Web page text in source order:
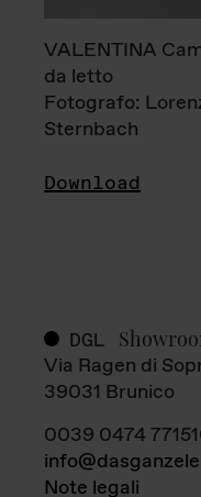
VALENTINA
da letto
Fotografo:
Sternbach
Download
DGL
Via Ragen di
39031 Brunico
0039 0474
Note legali